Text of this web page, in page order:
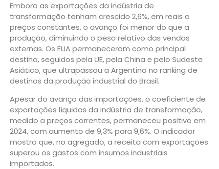
Embora as exportações da indústria de
transformação tenham crescido 2,6%, em reais a
preços constantes, o avanço foi menor do que a
produção, diminuindo o peso relativo das vendas
externas. Os EUA permaneceram como principal
destino, seguidos pela UE, pela China e pelo Sudeste
Asiático, que ultrapassou a Argentina no ranking de
destinos da produção industrial do Brasil.
Apesar do avanço das importações, o coeficiente de
exportações líquidas da indústria de transformação,
medido a preços correntes, permaneceu positivo em
2024, com aumento de 9,3% para 9,6%. O indicador
mostra que, no agregado, a receita com exportações
superou os gastos com insumos industriais
importados.